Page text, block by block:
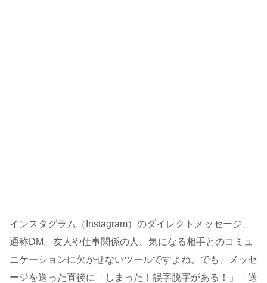
インスタグラム（Instagram）のダイレクトメッセージ、
通称DM。友人や仕事関係の人、気になる相手とのコミュ
ニケーションに欠かせないツールですよね。でも、メッセ
ージを送った直後に「しまった！誤字脱字がある！」「送